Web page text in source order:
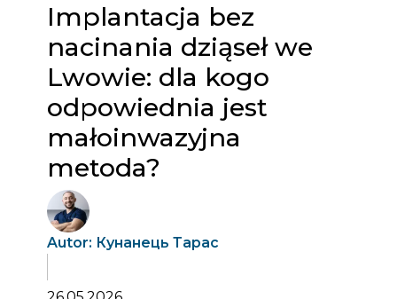
Implantacja bez
nacinania dziąseł we
Lwowie: dla kogo
odpowiednia jest
małoinwazyjna
metoda?
Autor: Кунанець Тарас